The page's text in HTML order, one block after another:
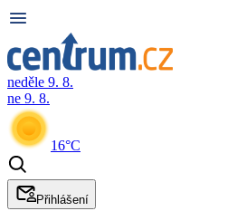
neděle 9. 8.
ne 9. 8.
16°C
Přihlášení